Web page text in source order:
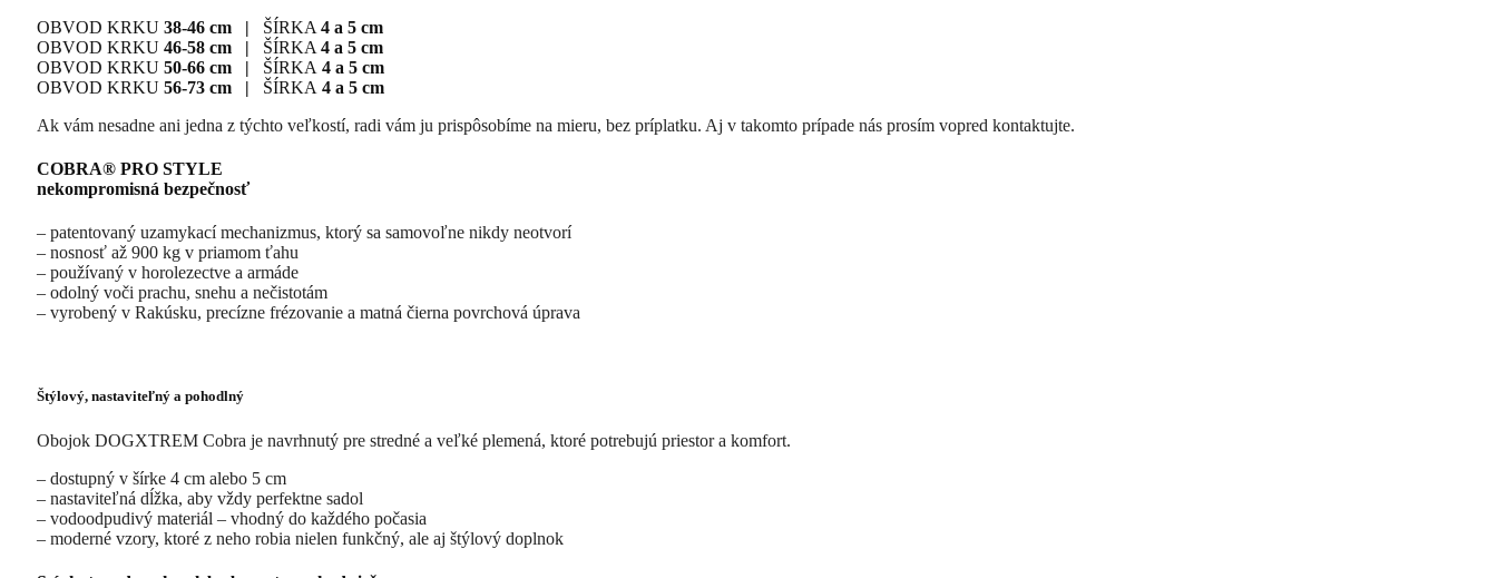
OBVOD KRKU 38-46 cm | ŠÍRKA 4 a 5 cm
OBVOD KRKU 46-58 cm | ŠÍRKA 4 a 5 cm
OBVOD KRKU 50-66 cm | ŠÍRKA 4 a 5 cm
OBVOD KRKU 56-73 cm | ŠÍRKA 4 a 5 cm
Ak vám nesadne ani jedna z týchto veľkostí, radi vám ju prispôsobíme na mieru, bez príplatku. Aj v takomto prípade nás prosím vopred kontaktujte.
COBRA® PRO STYLE
nekompromisná bezpečnosť
– patentovaný uzamykací mechanizmus, ktorý sa samovoľne nikdy neotvorí
– nosnosť až 900 kg v priamom ťahu
– používaný v horolezectve a armáde
– odolný voči prachu, snehu a nečistotám
– vyrobený v Rakúsku, precízne frézovanie a matná čierna povrchová úprava
Štýlový, nastaviteľný a pohodlný
Obojok DOGXTREM Cobra je navrhnutý pre stredné a veľké plemená, ktoré potrebujú priestor a komfort.
– dostupný v šírke 4 cm alebo 5 cm
– nastaviteľná dĺžka, aby vždy perfektne sadol
– vodoodpudivý materiál – vhodný do každého počasia
– moderné vzory, ktoré z neho robia nielen funkčný, ale aj štýlový doplnok